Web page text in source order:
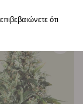
9 προϊόντα
ότι